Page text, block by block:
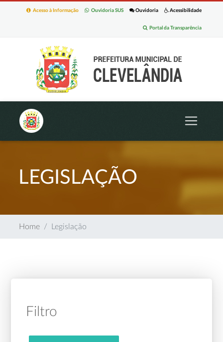
Acessibilidade
Ouvidoria
Ouvidoria SUS
Acesso à Informação
Portal da Transparência
LEGISLAÇÃO
Home Legislação
Filtro